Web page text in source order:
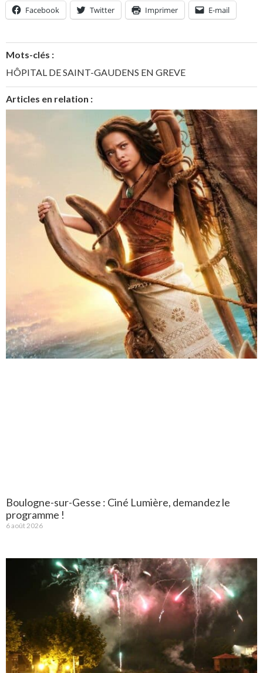
Facebook Twitter Imprimer E-mail
Mots-clés :
HÔPITAL DE SAINT-GAUDENS EN GREVE
Articles en relation :
Boulogne-sur-Gesse : Ciné Lumière, demandez le
programme !
6 août 2026